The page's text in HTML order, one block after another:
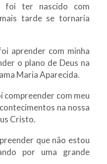
foi ter nascido com
tarde se tornaria
aprender com minha
o plano de Deus na
Maria Aparecida.
compreender com meu
na nossa
Cristo.
que não estou
por uma grande